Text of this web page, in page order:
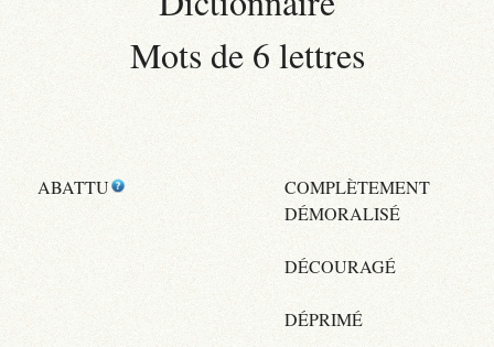
Mots de 6 lettres
ABATTU
COMPLÈTEMENT
DÉMORALISÉ
DÉCOURAGÉ
DÉPRIMÉ